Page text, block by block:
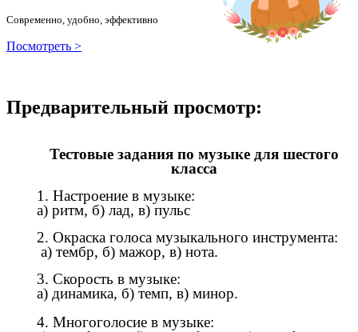
Современно, удобно, эффективно
Посмотреть >
Предварительный просмотр:
Тестовые задания по музыке для шестого
класса
1. Настроение в музыке:
а) ритм, б) лад, в) пульс
2. Окраска голоса музыкального инструмента:
а) тембр, б) мажор, в) нота.
3. Скорость в музыке:
а) динамика, б) темп, в) минор.
4. Многоголосие в музыке: